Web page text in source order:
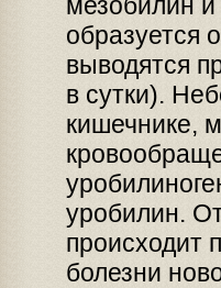
образуется
выводятся
в сутки).
кишечнике,
уробилин.
происходит
болезни